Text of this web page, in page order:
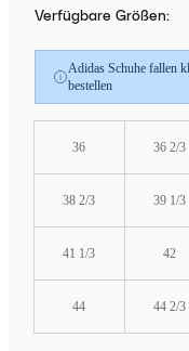
Verfügbare Größen:
Adidas Schuhe fallen
bestellen
36 36 2/3
38 2/3 39 1/3
41 1/3 42
44 44 2/3